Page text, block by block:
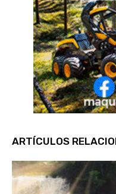
ARTÍCULOS